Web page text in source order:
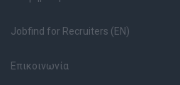
Jobfind for Recruiters (EN)
Επικοινωνία